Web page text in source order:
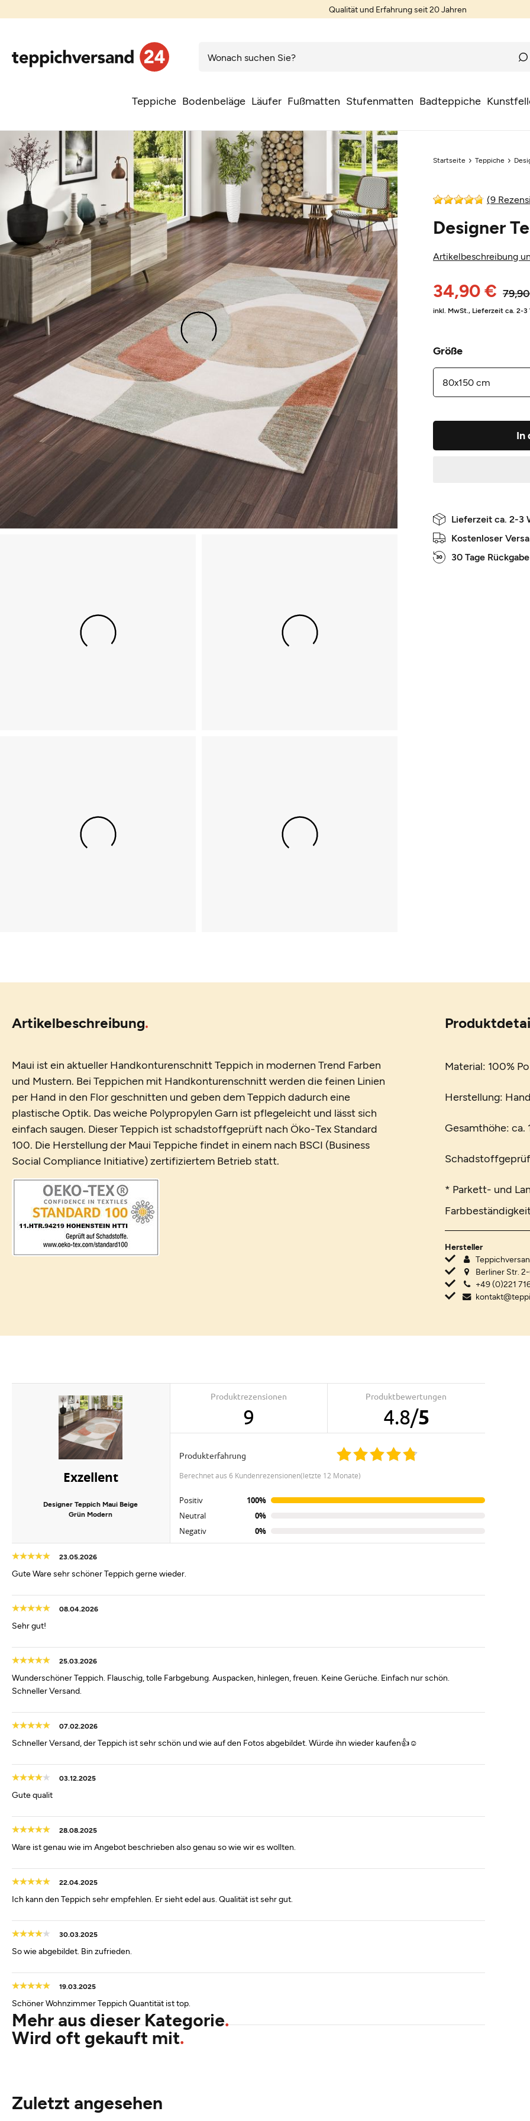
Qualität und Erfahrung seit 20 Jahren
Teppiche Bodenbeläge Läufer Fußmatten Stufenmatten Badteppiche
Startseite Teppiche
(9
Designer
Artikelbeschreibung
34,90 €
inkl. MwSt., Lieferzeit ca. 2-3
Größe
In
Lieferzeit ca. 2-3
Kostenloser
30 Tage
Artikelbeschreibung
Maui ist ein aktueller Handkonturenschnitt Teppich in modernen Trend Farben
und Mustern. Bei Teppichen mit Handkonturenschnitt werden die feinen Linien
per Hand in den Flor geschnitten und geben dem Teppich dadurch eine
plastische Optik. Das weiche Polypropylen Garn ist pflegeleicht und lässt sich
einfach saugen. Dieser Teppich ist schadstoffgeprüft nach Öko-Tex Standard
100. Die Herstellung der Maui Teppiche findet in einem nach BSCI (Business
Social Compliance Initiative) zertifiziertem Betrieb statt.
Material: 100%
Herstellung:
Gesamthöhe: ca.
* Parkett- und
Hersteller
Berliner Str.
+49 (0)221
Exzellent
Designer Teppich Maui Beige
Grün Modern
Produktrezensionen
9
Produktbewertungen
4.8/5
Produkterfahrung
berechnet aus 6 Kundenrezensionen(letzte 12 Monate)
Positiv
100%
Neutral
0%
Negativ
0%
23.05.2026
Gute Ware sehr schöner Teppich gerne wieder.
08.04.2026
Sehr gut!
25.03.2026
Wunderschöner Teppich. Flauschig, tolle Farbgebung. Auspacken, hinlegen, freuen. Keine Gerüche. Einfach nur schön.
Schneller Versand.
07.02.2026
Schneller Versand, der Teppich ist sehr schön und wie auf den Fotos abgebildet. Würde ihn wieder kaufen👍☺️
03.12.2025
Gute qualit
28.08.2025
Ware ist genau wie im Angebot beschrieben also genau so wie wir es wollten.
22.04.2025
Ich kann den Teppich sehr empfehlen. Er sieht edel aus. Qualität ist sehr gut.
30.03.2025
So wie abgebildet. Bin zufrieden.
19.03.2025
Schöner Wohnzimmer Teppich Quantität ist top.
Mehr aus dieser Kategorie
Wird oft gekauft mit
Zuletzt angesehen